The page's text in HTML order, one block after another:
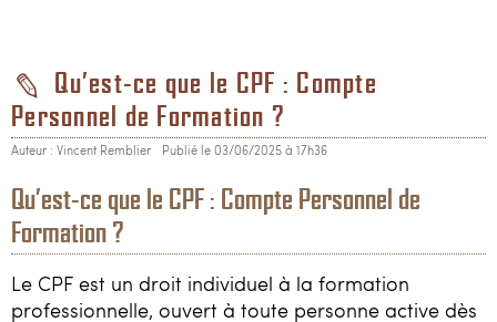
Qu’est-ce que le CPF : Compte
Personnel de Formation ?
Auteur : Vincent Remblier Publié le 03/06/2025 à 17h36
Qu’est-ce que le CPF : Compte Personnel de
Formation ?
Le CPF est un droit individuel à la formation
professionnelle, ouvert à toute personne active dès